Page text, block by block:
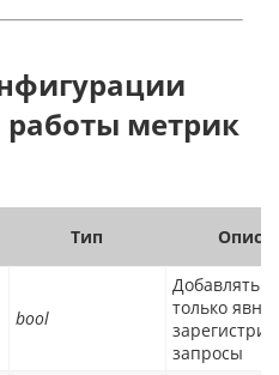
работы метрик
Тип
bool
Добавлять в
только явно
запросы